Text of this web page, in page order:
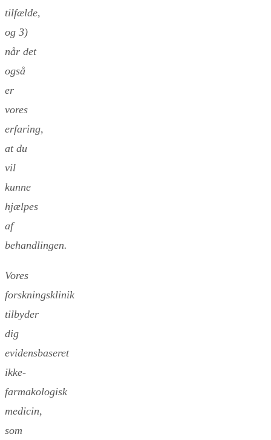
tilfælde,
og 3)
når det
også
er
vores
erfaring,
at du
vil
kunne
hjælpes
af
behandlingen.
Vores
forskningsklinik
tilbyder
dig
evidensbaseret
ikke-
farmakologisk
medicin,
som